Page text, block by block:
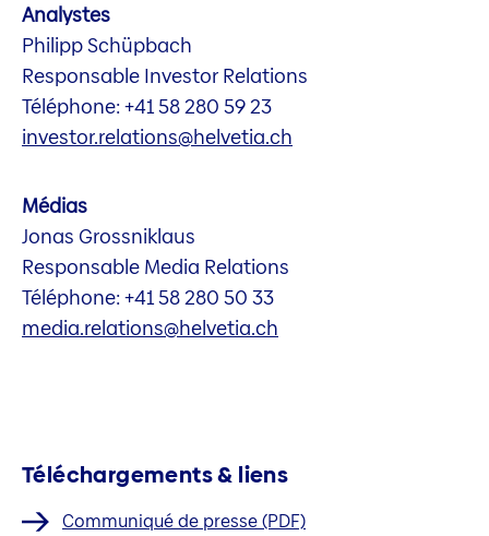
Analystes
Philipp Schüpbach
Responsable Investor Relations
Téléphone: +41 58 280 59 23
investor.relations@helvetia.ch
Médias
Jonas Grossniklaus
Responsable Media Relations
Téléphone: +41 58 280 50 33
media.relations@helvetia.ch
Téléchargements & liens
Communiqué de presse (PDF)